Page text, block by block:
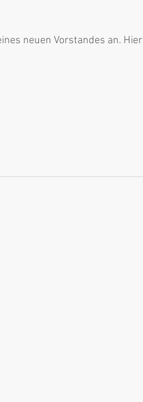
neuen Vorstandes an. Hier